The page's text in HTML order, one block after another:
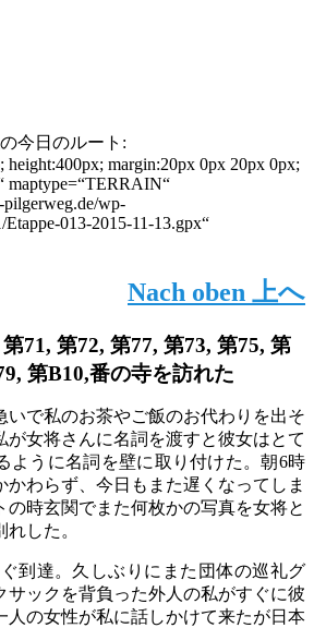
今日のルート :
height:400px; margin:20px 0px 20px 0px;
maptype=“TERRAIN“
wp-
Etappe-013-2015-11-13.gpx“
Nach oben 上へ
71, 第72, 第77, 第73, 第75, 第
第B10,番の寺を訪れた
いで私のお茶やご飯のお代わりを出そ
が女将さんに名詞を渡すと彼女はとて
ように名詞を壁に取り付けた。朝6時
かわらず、今日もまた遅くなってしま
の時玄関でまた何枚かの写真を女将と
した。
到達。久しぶりにまた団体の巡礼グ
サックを背負った外人の私がすぐに彼
人の女性が私に話しかけて来たが日本